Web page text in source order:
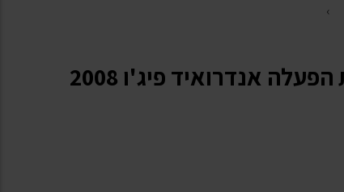
מערכת מולטימדיה ZETA מערכת הפעלה אנדרואיד פיג'ו 2008